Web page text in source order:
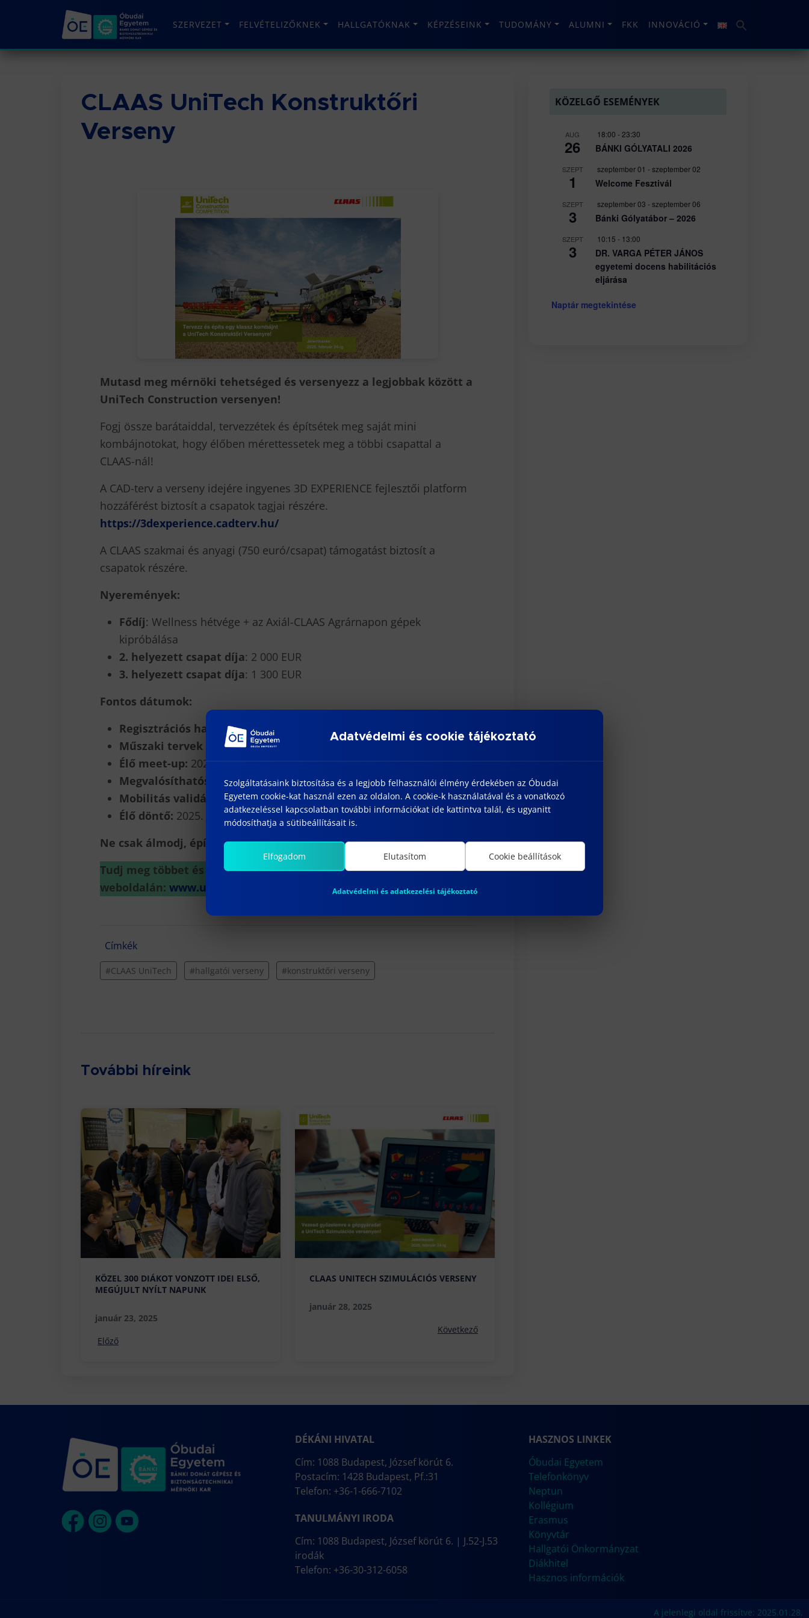
SZERVEZET FELVÉTELIZŐKNEK HALLGATÓKNAK KÉPZÉSEINK TUDOMÁNY ALUMNI FKK INNOVÁCIÓ
CLAAS UniTech Konstruktőri
Verseny
Mutasd meg mérnöki tehetséged és versenyezz a legjobbak között a
UniTech Construction versenyen!
Fogj össze barátaiddal, tervezzétek és építsétek meg saját mini
kombájnotokat, hogy élőben mérettessetek meg a többi csapattal a
CLAAS-nál!
A CAD-terv a verseny idejére ingyenes 3D EXPERIENCE fejlesztői platform
hozzáférést biztosít a csapatok tagjai részére.
https://3dexperience.cadterv.hu/
A CLAAS szakmai és anyagi (750 euró/csapat) támogatást biztosít a
csapatok részére.
Nyeremények:
Fődíj: Wellness hétvége + az Axiál-CLAAS Agrárnapon gépek
kipróbálása
2. helyezett csapat díja: 2 000 EUR
3. helyezett csapat díja: 1 300 EUR
Fontos dátumok:
Regisztrációs határidő: 2025. február 24., 23:59
Műszaki tervek leadása:2025. április 22.
Élő meet-up: 2025. április 29.
Megvalósíthatósági projektterv leadás:2025. május 8.
Mobilitás validáció (szlalom-pálya videó):2025. augusztus 4.
Élő döntő: 2025. szeptember 25.
Ne csak álmodj, építs!
Tudj meg többet és jelentkezz 2-8 fős csapatoddal a verseny
weboldalán: www.unitechcompetition.com
Címkék
#CLAAS UniTech #hallgatói verseny #konstruktőri verseny
További híreink
KÖZEL 300 DIÁKOT VONZOTT IDEI ELSŐ,
MEGÚJULT NYÍLT NAPUNK
január 23, 2025
Előző
CLAAS UNITECH SZIMULÁCIÓS VERSENY
január 28, 2025
Következő
KÖZELGŐ ESEMÉNYEK
AUG
26
18:00 - 23:30
BÁNKI GÓLYATALI 2026
SZEPT
1
szeptember 01 -szeptember 02
Welcome Fesztivál
SZEPT
3
szeptember 03 -szeptember 06
Bánki Gólyatábor – 2026
SZEPT
3
10:15 - 13:00
DR. VARGA PÉTER JÁNOS
egyetemi docens habilitációs
eljárása
Naptár megtekintése
DÉKÁNI HIVATAL
Cím: 1088 Budapest, József körút 6.
Postacím: 1428 Budapest, Pf.:31
Telefon: +36-1-666-7102
TANULMÁNYI IRODA
Cím: 1088 Budapest, József körút 6. | J.52-J.53
irodák
Telefon: +36-30-312-6058
HASZNOS LINKEK
Óbudai Egyetem
Telefonkönyv
Neptun
Kollégium
Erasmus
Könyvtár
Hallgatói Önkormányzat
Diákhitel
Hasznos információk
Adatvédelmi és cookie tájékoztató
Szolgáltatásaink biztosítása és a legjobb felhasználói élmény érdekében az Óbudai
Egyetem cookie-kat használ ezen az oldalon. A cookie-k használatával és a vonatkozó
adatkezeléssel kapcsolatban további információkat ide kattintva talál, és ugyanitt
módosíthatja a sütibeállításait is.
Elfogadom Elutasítom Cookie beállítások
Adatvédelmi és adatkezelési tájékoztató
A jelenlegi oldal frissítve: 2025.01.28.